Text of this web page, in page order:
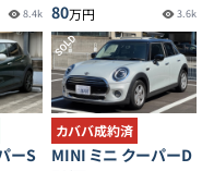
8.4k
80万円 3.6k
ーS
SOLD
カババ成約済
MINI ミニ クーパーD